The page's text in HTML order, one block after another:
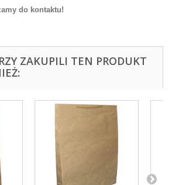
do kontaktu!
ZAKUPILI TEN PRODUKT